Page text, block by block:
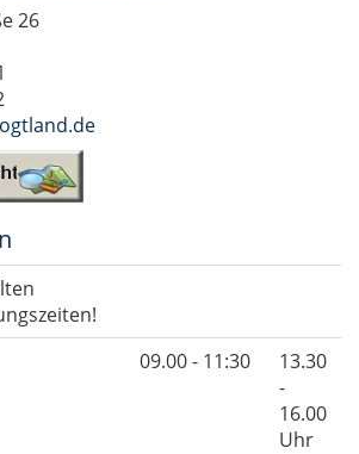
26
09.00 - 11:30
13.30
-
16.00
Uhr